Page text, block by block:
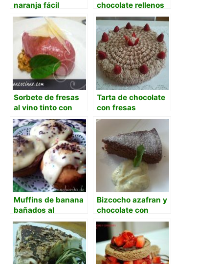
naranja fácil
chocolate rellenos
de mousse de
fresas Tagada
Sorbete de fresas
al vino tinto con
nueces y queso
parmesano.
Tarta de chocolate
con fresas
Muffins de banana
bañados al
chocolate blanco
con queso crema
Bizcocho azafran y
chocolate con
crema de menta